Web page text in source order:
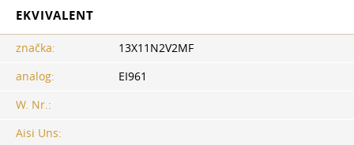
EKVIVALENT
značka:
13X11N2V2MF
analog:
EI961
W. Nr.:
Aisi Uns: